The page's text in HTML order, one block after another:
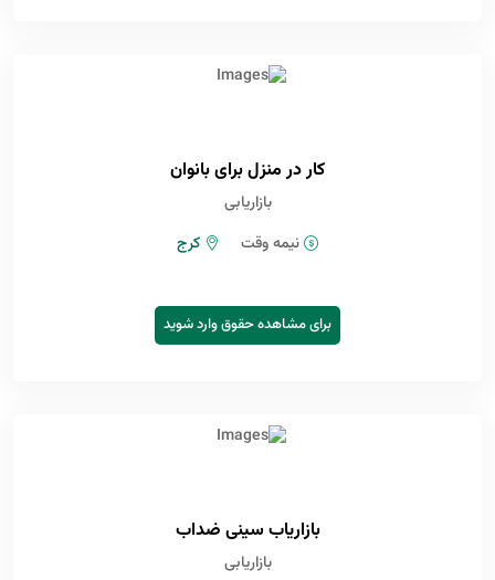
کار در منزل برای بانوان
بازاریابی
نیمه وقت
کرج
برای مشاهده حقوق وارد شوید
بازاریاب سینی ضداب
بازاریابی